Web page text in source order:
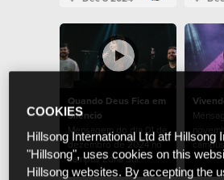
Quando Deus Fica em
Silêncio
Mensagem do dia 01 de
dezembro de 2024 no
campus Zona Sul.
COOKIES
Hillsong International Ltd atf Hillsong
"Hillsong", uses cookies on this
Hillsong websites. By accepting the